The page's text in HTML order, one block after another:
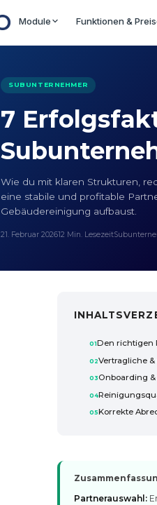
Module Funktionen &
SUBUNTERNEHMER
7
Wie du mit klaren Strukturen,
eine stabile und profitable
Gebäudereinigung aufbaust.
21. Februar 202612 Min. Lesezeit
Den richtigen
Vertragliche
Onboarding
Korrekte
Partnerauswahl: